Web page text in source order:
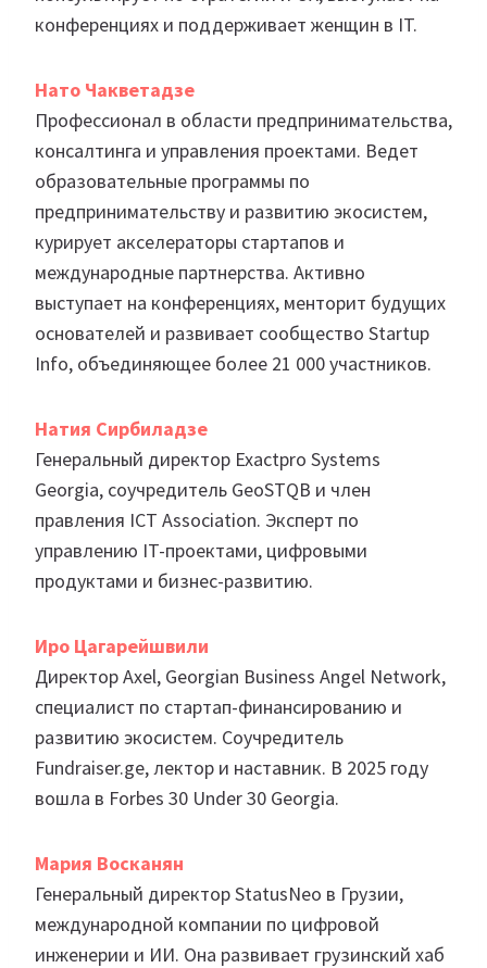
конференциях и поддерживает женщин в IT.
Нато Чакветадзе
Профессионал в области предпринимательства,
консалтинга и управления проектами. Ведет
образовательные программы по
предпринимательству и развитию экосистем,
курирует акселераторы стартапов и
международные партнерства. Активно
выступает на конференциях, менторит будущих
основателей и развивает сообщество Startup
Info, объединяющее более 21 000 участников.
Натия Сирбиладзе
Генеральный директор Exactpro Systems
Georgia, соучредитель GeoSTQB и член
правления ICT Association. Эксперт по
управлению IT-проектами, цифровыми
продуктами и бизнес-развитию.
Иро Цагарейшвили
Директор Axel, Georgian Business Angel Network,
специалист по стартап-финансированию и
развитию экосистем. Соучредитель
Fundraiser.ge, лектор и наставник. В 2025 году
вошла в Forbes 30 Under 30 Georgia.
Мария Восканян
Генеральный директор StatusNeo в Грузии,
международной компании по цифровой
инженерии и ИИ. Она развивает грузинский хаб